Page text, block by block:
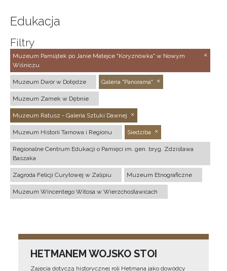
Edukacja
Filtry
Muzeum Pamiątek po Janie Matejce "Koryznówka" w Nowym
Wiśniczu
Muzeum Dwór w Dołędze Galeria "Panorama"
Muzeum Zamek w Dębnie
Muzeum Ratusz - Galeria Sztuki Dawnej
Muzeum Historii Tarnowa i Regionu Siedziba
Regionalne Centrum Edukacji o Pamięci im. gen. bryg. Zdzisława
Baszaka
Zagroda Felicji Curyłowej w Zalipiu Muzeum Etnograficzne
Muzeum Wincentego Witosa w Wierzchosławicach
HETMANEM WOJSKO STOI
Zajęcia dotyczą historycznej roli Hetmana jako dowódcy